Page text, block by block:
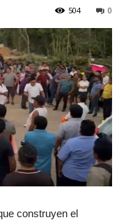
0
504
construyen el